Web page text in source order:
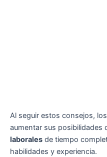
Al seguir estos consejos,
aumentar sus posibilidades
laborales de tiempo
habilidades y experiencia.